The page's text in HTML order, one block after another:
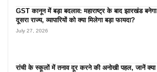
GST कानून में बड़ा बदलाव: महाराष्ट्र के बाद झारखंड बनेगा
दूसरा राज्य, व्यापारियों को क्या मिलेगा बड़ा फायदा?
July 27, 2026
रांची के स्कूलों में तनाव दूर करने की अनोखी पहल, जानें क्या